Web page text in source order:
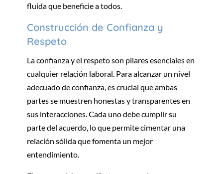
fluida que beneficie a todos.
Construcción de Confianza y
Respeto
La confianza y el respeto son pilares esenciales en
cualquier relación laboral. Para alcanzar un nivel
adecuado de confianza, es crucial que ambas
partes se muestren honestas y transparentes en
sus interacciones. Cada uno debe cumplir su
parte del acuerdo, lo que permite cimentar una
relación sólida que fomenta un mejor
entendimiento.